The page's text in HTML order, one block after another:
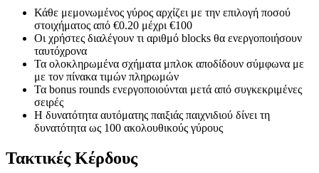
Κάθε μεμονωμένος γύρος αρχίζει με την επιλογή ποσού
στοιχήματος από €0.20 μέχρι €100
Οι χρήστες διαλέγουν τι αριθμό blocks θα ενεργοποιήσουν
ταυτόχρονα
Τα ολοκληρωμένα σχήματα μπλοκ αποδίδουν σύμφωνα με
με τον πίνακα τιμών πληρωμών
Τα bonus rounds ενεργοποιούνται μετά από συγκεκριμένες
σειρές
Η δυνατότητα αυτόματης παιξιάς παιχνιδιού δίνει τη
δυνατότητα ως 100 ακολουθικούς γύρους
Τακτικές Κέρδους